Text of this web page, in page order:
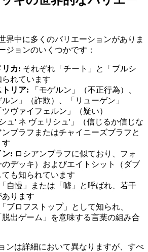
界中に多くのバリエーションがありま
ジョンのいくつかです：
リカ: それぞれ「チート」と「ブルシ
れています
トリア: 「モゲルン」（不正行為）、
ルン」（詐欺）、「リューゲン」
ツヴァイフェルン」（疑い）
ュ' ネ ヴェリシュ'」（信じるか信じな
ブラフまたはチャイニーズブラフと
す
ン: ロシアンブラフに似ており、フォ
デッキ）およびエイトシット（ダブ
も知られています
「自慢」または「嘘」と呼ばれ、若干
ります
「ブロフストップ」として知られ、
脱出ゲーム」を意味する言葉の組み合
ンは詳細において異なりますが、すべ